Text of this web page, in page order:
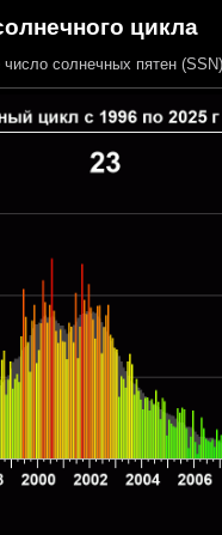
цикла
солнечных пятен (SSN)